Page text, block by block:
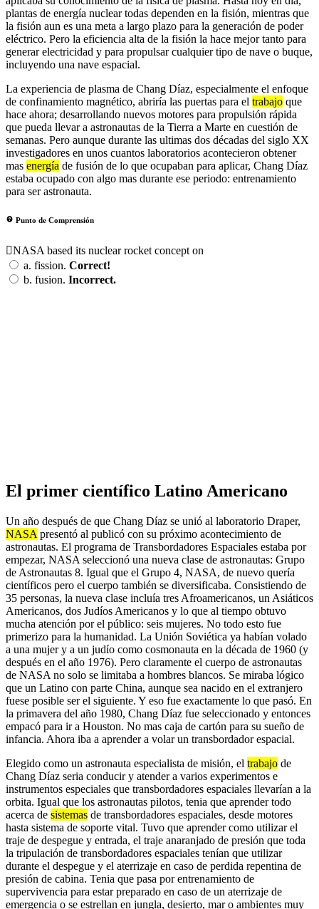
plantas de energía nuclear todas dependen en la fisión, mientras que
la fisión aun es una meta a largo plazo para la generación de poder
eléctrico. Pero la eficiencia alta de la fisión la hace mejor tanto para
generar electricidad y para propulsar cualquier tipo de nave o buque,
incluyendo una nave espacial.
La experiencia de plasma de Chang Díaz, especialmente el enfoque
de confinamiento magnético, abriría las puertas para el trabajo que
hace ahora; desarrollando nuevos motores para propulsión rápida
que pueda llevar a astronautas de la Tierra a Marte en cuestión de
semanas. Pero aunque durante las ultimas dos décadas del siglo XX
investigadores en unos cuantos laboratorios acontecieron obtener
mas energía de fusión de lo que ocupaban para aplicar, Chang Díaz
estaba ocupado con algo mas durante ese periodo: entrenamiento
para ser astronauta.
Punto de Comprensión
NASA based its nuclear rocket concept on
a. fission. Correct!
b. fusion. Incorrect.
El primer científico Latino Americano
Un año después de que Chang Díaz se unió al laboratorio Draper,
NASA presentó al publicó con su próximo acontecimiento de
astronautas. El programa de Transbordadores Espaciales estaba por
empezar, NASA seleccionó una nueva clase de astronautas: Grupo
de Astronautas 8. Igual que el Grupo 4, NASA, de nuevo quería
científicos pero el cuerpo también se diversificaba. Consistiendo de
35 personas, la nueva clase incluía tres Afroamericanos, un Asiáticos
Americanos, dos Judíos Americanos y lo que al tiempo obtuvo
mucha atención por el público: seis mujeres. No todo esto fue
primerizo para la humanidad. La Unión Soviética ya habían volado
a una mujer y a un judío como cosmonauta en la década de 1960 (y
después en el año 1976). Pero claramente el cuerpo de astronautas
de NASA no solo se limitaba a hombres blancos. Se miraba lógico
que un Latino con parte China, aunque sea nacido en el extranjero
fuese posible ser el siguiente. Y eso fue exactamente lo que pasó. En
la primavera del año 1980, Chang Díaz fue seleccionado y entonces
empacó para ir a Houston. No mas caja de cartón para su sueño de
infancia. Ahora iba a aprender a volar un transbordador espacial.
Elegido como un astronauta especialista de misión, el trabajo de
Chang Díaz seria conducir y atender a varios experimentos e
instrumentos especiales que transbordadores espaciales llevarían a la
orbita. Igual que los astronautas pilotos, tenia que aprender todo
acerca de sistemas de transbordadores espaciales, desde motores
hasta sistema de soporte vital. Tuvo que aprender como utilizar el
traje de despegue y entrada, el traje anaranjado de presión que toda
la tripulación de transbordadores espaciales tenían que utilizar
durante el despegue y el aterrizaje en caso de perdida repentina de
presión de cabina. Tenia que pasa por entrenamiento de
supervivencia para estar preparado en caso de un aterrizaje de
emergencia o se estrellan en jungla, desierto, mar o ambientes muy